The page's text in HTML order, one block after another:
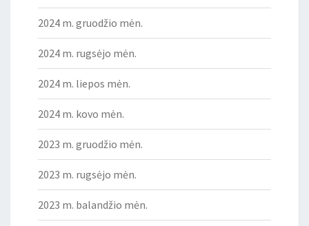
2024 m. gruodžio mėn.
2024 m. rugsėjo mėn.
2024 m. liepos mėn.
2024 m. kovo mėn.
2023 m. gruodžio mėn.
2023 m. rugsėjo mėn.
2023 m. balandžio mėn.